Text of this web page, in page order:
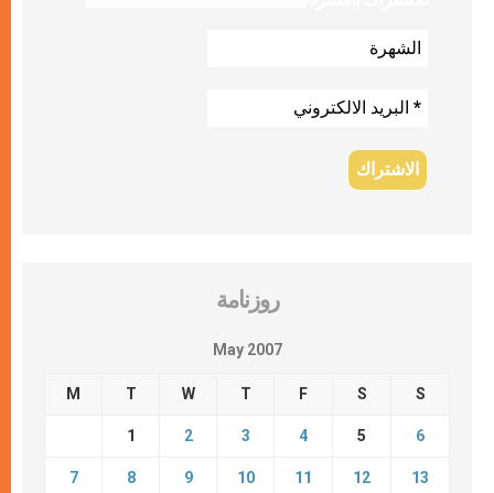
روزنامة
May 2007
M T W T F S S
1 2 3 4 5 6
7 8 9 10 11 12 13